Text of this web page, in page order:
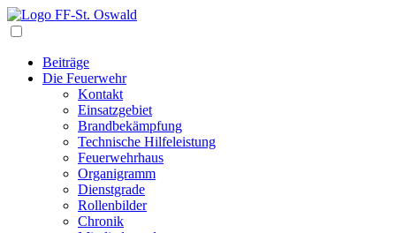
Beiträge
Die Feuerwehr
Kontakt
Einsatzgebiet
Brandbekämpfung
Technische Hilfeleistung
Feuerwehrhaus
Organigramm
Dienstgrade
Rollenbilder
Chronik